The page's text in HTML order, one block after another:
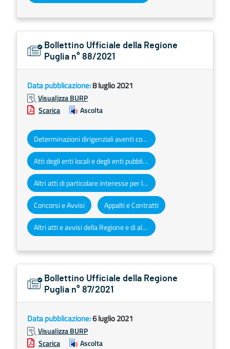
Bollettino Ufficiale della Regione
Puglia n° 88/2021
Data pubblicazione:8 luglio 2021
Visualizza BURP
Scarica
Ascolta
Determinazioni dirigenziali aventi contenuto di interesse generale
Atti degli enti locali e degli enti pubblici e privati
Altri atti di particolare interesse per la Regione Puglia
Concorsi e Avvisi Appalti e Contratti
Altri atti e avvisi della Regione e di altri enti pubblici che interessano la collettività regionale
Bollettino Ufficiale della Regione
Puglia n° 87/2021
Data pubblicazione:6 luglio 2021
Visualizza BURP
Scarica
Ascolta